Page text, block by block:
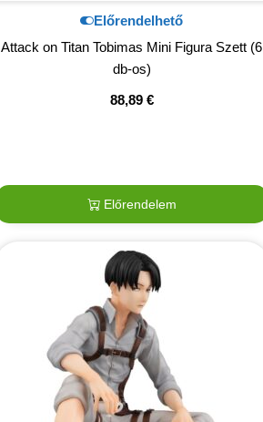
Előrendelhető
Attack on Titan Tobimas Mini Figura Szett (6
db-os)
88,89 €
Előrendelem